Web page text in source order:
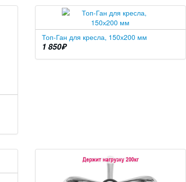
Топ-Ган для кресла, 150х200 мм
1 850₽